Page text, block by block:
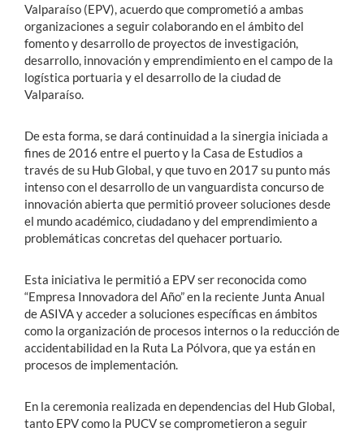
Valparaíso (EPV), acuerdo que comprometió a ambas
organizaciones a seguir colaborando en el ámbito del
fomento y desarrollo de proyectos de investigación,
desarrollo, innovación y emprendimiento en el campo de la
logística portuaria y el desarrollo de la ciudad de
Valparaíso.
De esta forma, se dará continuidad a la sinergia iniciada a
fines de 2016 entre el puerto y la Casa de Estudios a
través de su Hub Global, y que tuvo en 2017 su punto más
intenso con el desarrollo de un vanguardista concurso de
innovación abierta que permitió proveer soluciones desde
el mundo académico, ciudadano y del emprendimiento a
problemáticas concretas del quehacer portuario.
Esta iniciativa le permitió a EPV ser reconocida como
“Empresa Innovadora del Año” en la reciente Junta Anual
de ASIVA y acceder a soluciones específicas en ámbitos
como la organización de procesos internos o la reducción de
accidentabilidad en la Ruta La Pólvora, que ya están en
procesos de implementación.
En la ceremonia realizada en dependencias del Hub Global,
tanto EPV como la PUCV se comprometieron a seguir